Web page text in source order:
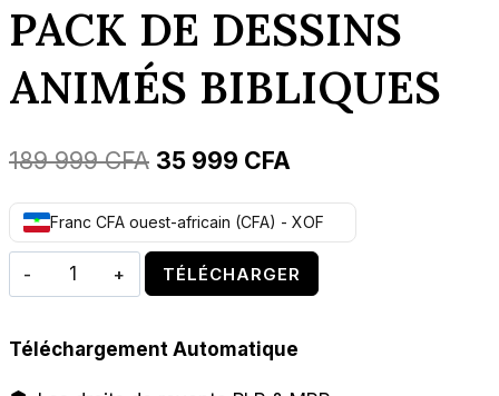
PACK DE DESSINS
ANIMÉS BIBLIQUES
189 999CFA Le
prix
initial
était :
999 CFA.
35 999 CFA
prix
actuel
est :
999 CFA.
Franc CFA ouest-africain (CFA) - XOF
quantité
de
DE
TÉLÉCHARGER
Téléchargement Automatique